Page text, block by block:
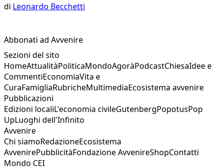
di Leonardo Becchetti
Abbonati ad Avvenire
Sezioni del sito
HomeAttualitàPoliticaMondoAgoràPodcastChiesaIdee e
CommentiEconomiaVita e
CuraFamigliaRubricheMultimediaEcosistema avvenire
Pubblicazioni
Edizioni localiL'economia civileGutenbergPopotusPop
UpLuoghi dell'Infinito
Avvenire
Chi siamoRedazioneEcosistema
AvvenirePubblicitàFondazione AvvenireShopContatti
Mondo CEI